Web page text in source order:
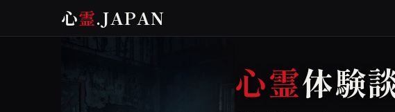
心霊.JAPAN
心霊体験